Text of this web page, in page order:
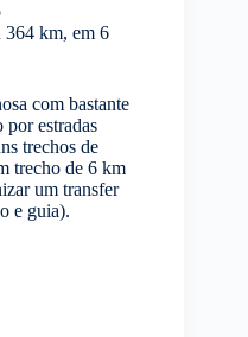
364 km, em 6
com bastante
por estradas
trechos de
trecho de 6 km
um transfer
e guia).